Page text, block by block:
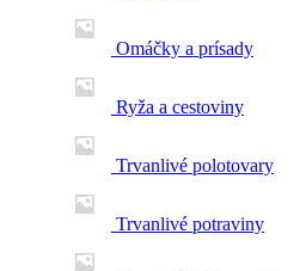
Omáčky a prísady
Ryža a cestoviny
Trvanlivé polotovary
Trvanlivé potraviny